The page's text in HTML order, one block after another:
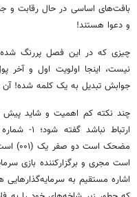
بافت‌های اساسی در حال رقابت
و دعوا هستند!
چیزی که در این فصل پررنگ
نیست، اینجا اولویت اول و
جوابش تبدیل به یک کلمه شده!
چند نکته کم اهمیت و شاید پیش
ارتباط
مضحک
اشاره مستقیم به سرمایه‌گذارهایی